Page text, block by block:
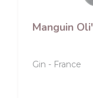
Manguin
Gin France